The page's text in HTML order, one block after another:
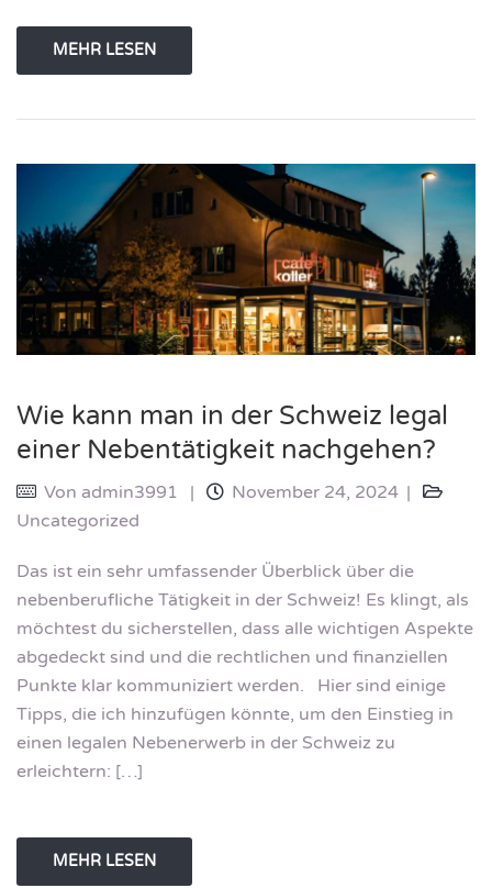
MEHR LESEN
Wie kann man in der Schweiz legal
einer Nebentätigkeit nachgehen?
Von admin3991
November 24, 2024
Uncategorized
Das ist ein sehr umfassender Überblick über die
nebenberufliche Tätigkeit in der Schweiz! Es klingt, als
möchtest du sicherstellen, dass alle wichtigen Aspekte
abgedeckt sind und die rechtlichen und finanziellen
Punkte klar kommuniziert werden. Hier sind einige
Tipps, die ich hinzufügen könnte, um den Einstieg in
einen legalen Nebenerwerb in der Schweiz zu
erleichtern: […]
MEHR LESEN